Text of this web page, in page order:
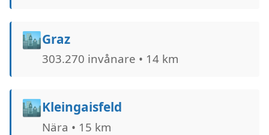
🏙️Graz
303.270 invånare • 14 km
🏙️Kleingaisfeld
Nära • 15 km